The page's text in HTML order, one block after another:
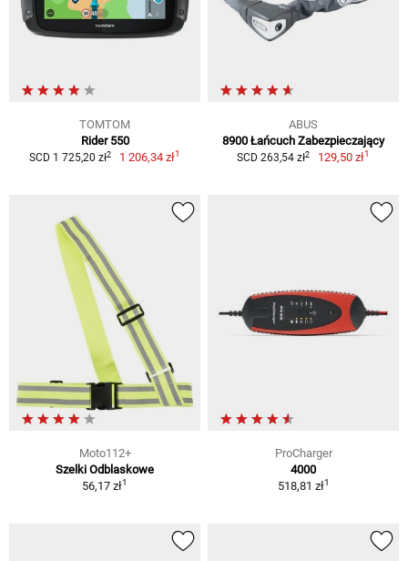
TOMTOM
Rider 550
SCD 1 725,20 zł2 1 206,34 zł1
ABUS
8900 Łańcuch Zabezpieczający
SCD 263,54 zł2 129,50 zł1
Moto112+
Szelki Odblaskowe
56,17 zł1
ProCharger
4000
518,81 zł1